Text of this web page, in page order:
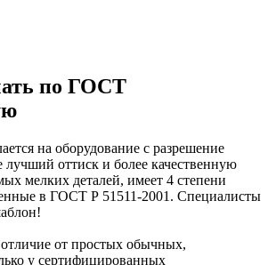
по ГОСТ
на оборудование с разрешение
лучший оттиск и более качественную
мелких деталей, имеет 4 степени
в ГОСТ Р 51511-2001. Специалисты
от простых обычных,
у сертифицированных